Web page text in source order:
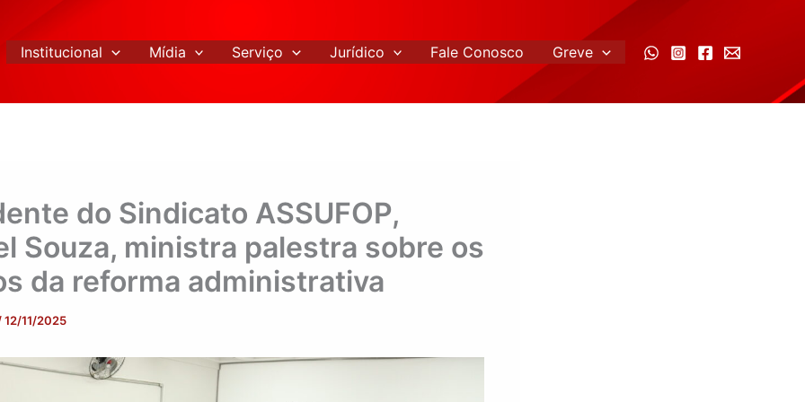
Institucional Mídia Serviço Jurídico Fale Conosco Greve
do Sindicato ASSUFOP,
Souza, ministra palestra sobre os
da reforma administrativa
12/11/2025